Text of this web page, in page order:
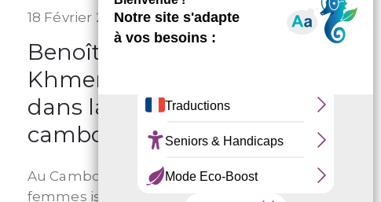
18 Février 2026
Benoît Durand, Kun
Khmer : des femmes
dans la boxe
cambodgienne
Au Cambodge, de jeunes
femmes issues des classes